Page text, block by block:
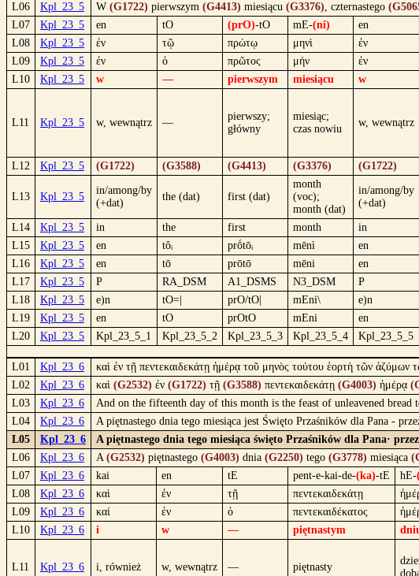
L06
Kpl_23_5 W (G1722) pierwszym (G4413) miesiącu (G3376), czternastego
L07
Kpl_23_5 en tO (prO)-tO mE-(ni) en
L08
Kpl_23_5 ἐν τῷ πρώτῳ μηνὶ ἐν
L09
Kpl_23_5 ἐν ὁ πρῶτος μήν ἐν
L10
Kpl_23_5 w — pierwszym miesiącu w
L11 Kpl_23_5 w, wewnątrz —
pierwszy;
główny
miesiąc;
czas nowiu
w, wewnątrz
L12 Kpl_23_5 (G1722) (G3588) (G4413) (G3376) (G1722)
L13 Kpl_23_5
in/among/by
(+dat)
the (dat) first (dat)
month
(voc);
month (dat)
in/among/by
(+dat)
L14
Kpl_23_5 in the first month in
L15
Kpl_23_5 en tôᵢ prṓtōᵢ mēnì en
L16
Kpl_23_5 en tō prōtō mēni en
L17
Kpl_23_5 P RA_DSM A1_DSMS N3_DSM P
L18
Kpl_23_5 e)n tO=| prO/tO| mEni\ e)n
L19
Kpl_23_5 en tO prOtO mEni en
L20
Kpl_23_5 Kpl_23_5_1 Kpl_23_5_2 Kpl_23_5_3 Kpl_23_5_4 Kpl_23_5_5
L01 Kpl_23_6
καὶ ἐν τῇ πεντεκαιδεκάτῃ ἡμέρᾳ τοῦ μηνὸς τούτου ἑορτὴ τῶν ἀζύμων
L02
Kpl_23_6 καὶ (G2532) ἐν (G1722) τῇ (G3588) πεντεκαιδεκάτῃ (G4003) ἡμέρᾳ
L03
Kpl_23_6
And on the fifteenth day of this month is the feast of unleavened
L04
Kpl_23_6
A piętnastego dnia tego miesiąca jest Święto Przaśników dla Pana -
L05
Kpl_23_6
A piętnastego dnia tego miesiąca święto Przaśników dla Pana·
L06
Kpl_23_6 A (G2532) piętnastego (G4003) dnia (G2250) tego (G3778) miesiąca
L07
Kpl_23_6 kai en tE pent-e-kai-de-(ka)-tE hE-
L08
Kpl_23_6 καὶ ἐν τῇ πεντεκαιδεκάτῃ
L09
Kpl_23_6 καί ἐν ὁ πεντεκαιδέκατος
L10
Kpl_23_6 i w — piętnastym
L11 Kpl_23_6 i, również w, wewnątrz — piętnasty